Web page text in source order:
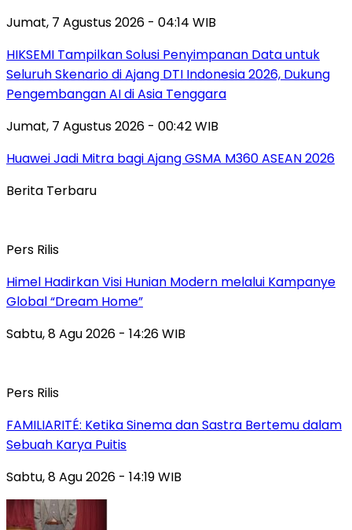
Jumat, 7 Agustus 2026 - 04:14 WIB
HIKSEMI Tampilkan Solusi Penyimpanan Data untuk
Seluruh Skenario di Ajang DTI Indonesia 2026, Dukung
Pengembangan AI di Asia Tenggara
Jumat, 7 Agustus 2026 - 00:42 WIB
Huawei Jadi Mitra bagi Ajang GSMA M360 ASEAN 2026
Berita Terbaru
Pers Rilis
Himel Hadirkan Visi Hunian Modern melalui Kampanye
Global “Dream Home”
Sabtu, 8 Agu 2026 - 14:26 WIB
Pers Rilis
FAMILIARITÉ: Ketika Sinema dan Sastra Bertemu dalam
Sebuah Karya Puitis
Sabtu, 8 Agu 2026 - 14:19 WIB